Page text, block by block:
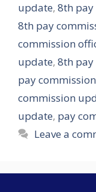
update, 8th pay
8th pay
commission
update, 8th
pay
commission
update, pay
Leave a